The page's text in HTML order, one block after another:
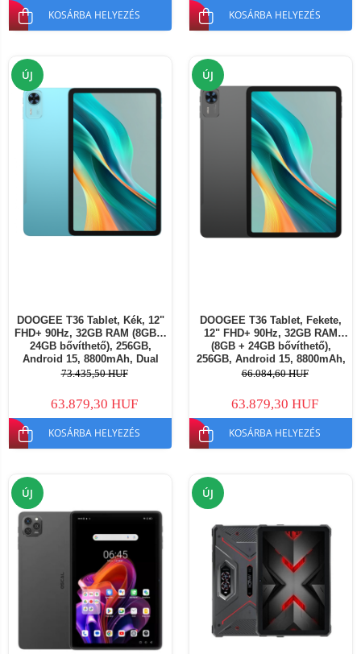
KOSÁRBA HELYEZÉS KOSÁRBA HELYEZÉS
ÚJ
DOOGEE T36 Tablet, Kék, 12"
FHD+ 90Hz, 32GB RAM (8GB +
24GB bővíthető), 256GB,
Android 15, 8800mAh, Dual
SIM
73.435,50 HUF
63.879,30 HUF
KOSÁRBA HELYEZÉS
ÚJ
DOOGEE T36 Tablet, Fekete,
12" FHD+ 90Hz, 32GB RAM
(8GB + 24GB bővíthető),
256GB, Android 15, 8800mAh,
Dual SIM
66.084,60 HUF
63.879,30 HUF
KOSÁRBA HELYEZÉS
ÚJ ÚJ